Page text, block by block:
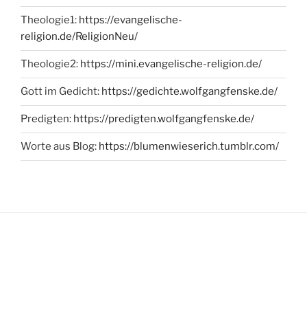
Theologie1: https://evangelische-
religion.de/ReligionNeu/
Theologie2: https://mini.evangelische-religion.de/
Gott im Gedicht: https://gedichte.wolfgangfenske.de/
Predigten: https://predigten.wolfgangfenske.de/
Worte aus Blog: https://blumenwieserich.tumblr.com/